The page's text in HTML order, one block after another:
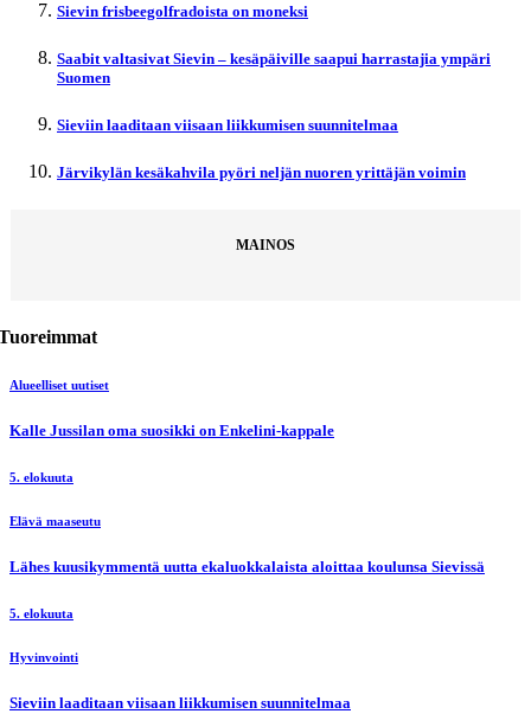
Sievin frisbeegolfradoista on moneksi
Saabit valtasivat Sievin – kesäpäiville saapui harrastajia ympäri
Suomen
Sieviin laaditaan viisaan liikkumisen suunnitelmaa
Järvikylän kesäkahvila pyöri neljän nuoren yrittäjän voimin
MAINOS
Alueelliset uutiset
Kalle Jussilan oma suosikki on Enkelini-kappale
5. elokuuta
Elävä maaseutu
Lähes kuusikymmentä uutta ekaluokkalaista aloittaa koulunsa Sievissä
5. elokuuta
Hyvinvointi
Sieviin laaditaan viisaan liikkumisen suunnitelmaa